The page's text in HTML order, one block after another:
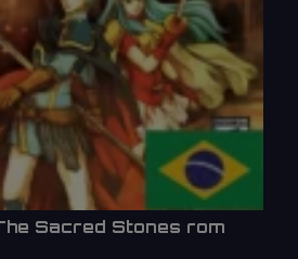
Sacred Stones rom